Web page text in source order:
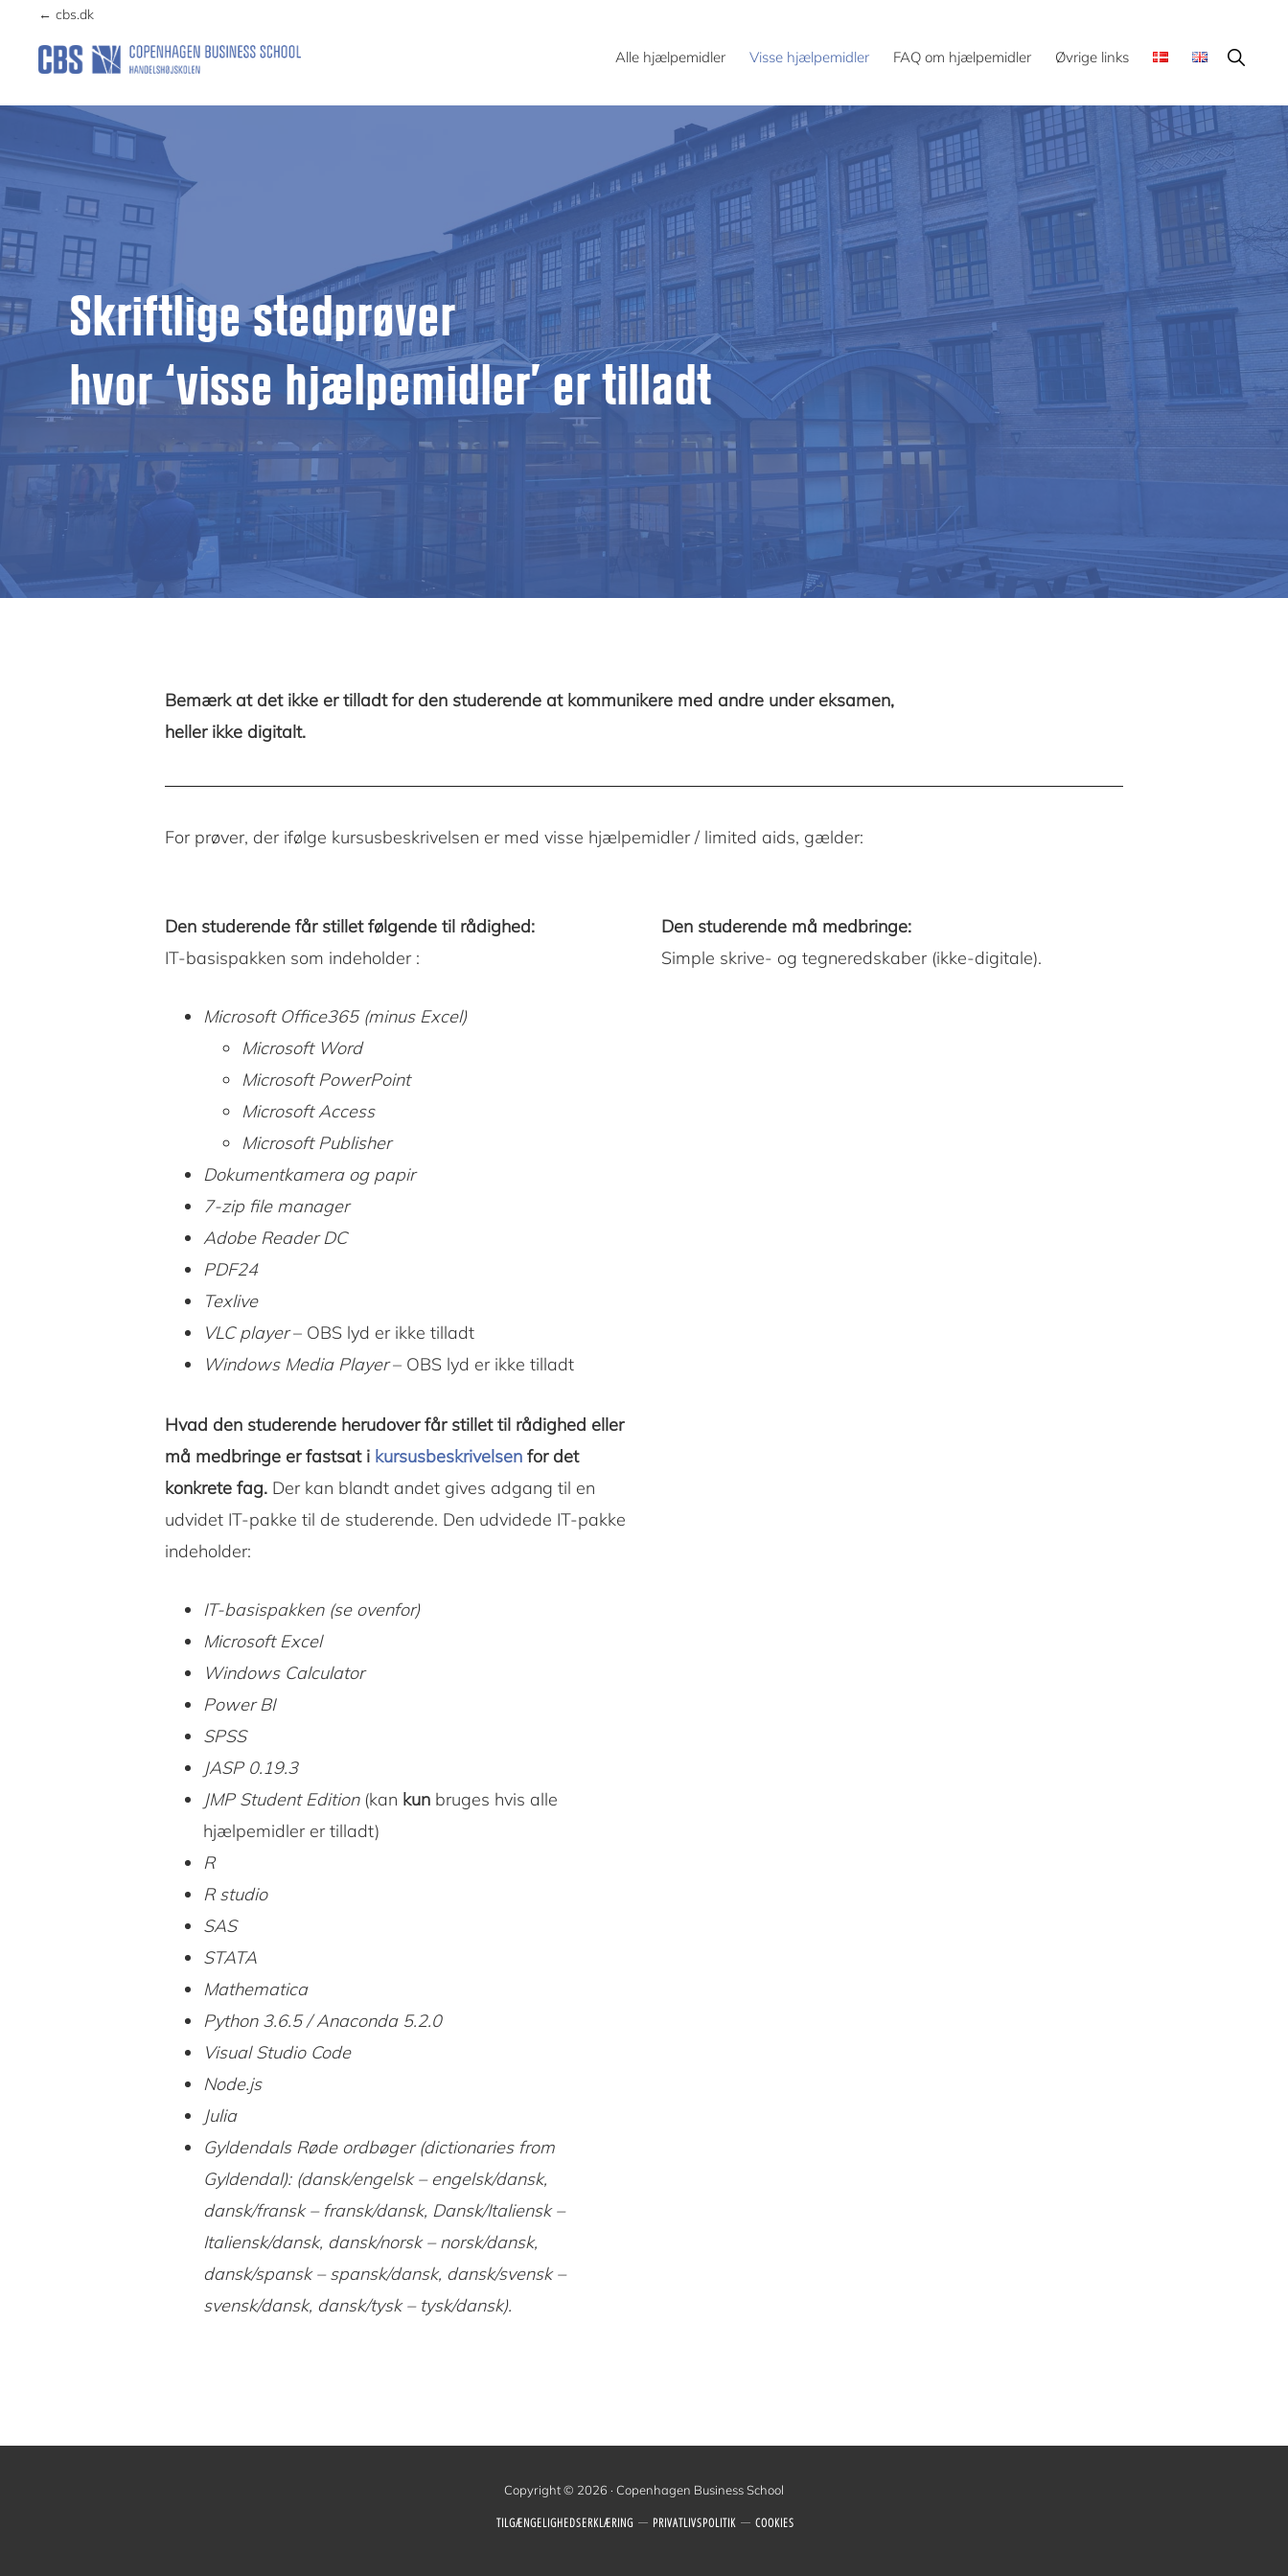
primary
navigation
main
content
← cbs.dk
Alle hjælpemidler Visse hjælpemidler FAQ om hjælpemidler Øvrige links Show
Search
Skriftlige stedprøver
hvor ‘visse hjælpemidler’ er tilladt
Bemærk at det ikke er tilladt for den studerende at kommunikere med andre under eksamen,
heller ikke digitalt.
For prøver, der ifølge kursusbeskrivelsen er med visse hjælpemidler / limited aids, gælder:
Den studerende får stillet følgende til rådighed:
IT-basispakken som indeholder :
Microsoft Office365 (minus Excel)
Microsoft Word
Microsoft PowerPoint
Microsoft Access
Microsoft Publisher
Dokumentkamera og papir
7-zip file manager
Adobe Reader DC
PDF24
Texlive
VLC player– OBS lyd er ikke tilladt
Windows Media Player– OBS lyd er ikke tilladt
Hvad den studerende herudover får stillet til rådighed eller
må medbringe er fastsat i kursusbeskrivelsen for det
konkrete fag. Der kan blandt andet gives adgang til en
udvidet IT-pakke til de studerende. Den udvidede IT-pakke
indeholder:
IT-basispakken (se ovenfor)
Microsoft Excel
Windows Calculator
Power BI
SPSS
JASP 0.19.3
JMPStudent Edition(kan kun bruges hvis alle
hjælpemidler er tilladt)
R
R studio
SAS
STATA
Mathematica
Python 3.6.5 / Anaconda 5.2.0
Visual Studio Code
Node.js
Julia
Gyldendals Røde ordbøger (dictionaries from
Gyldendal): (dansk/engelsk – engelsk/dansk,
dansk/fransk – fransk/dansk, Dansk/Italiensk –
Italiensk/dansk, dansk/norsk – norsk/dansk,
dansk/spansk – spansk/dansk, dansk/svensk –
svensk/dansk, dansk/tysk – tysk/dansk).
Den studerende må medbringe:
Simple skrive- og tegneredskaber (ikke-digitale).
Copyright © 2026 · Copenhagen Business School
TILGÆNGELIGHEDSERKLÆRING PRIVATLIVSPOLITIK COOKIES